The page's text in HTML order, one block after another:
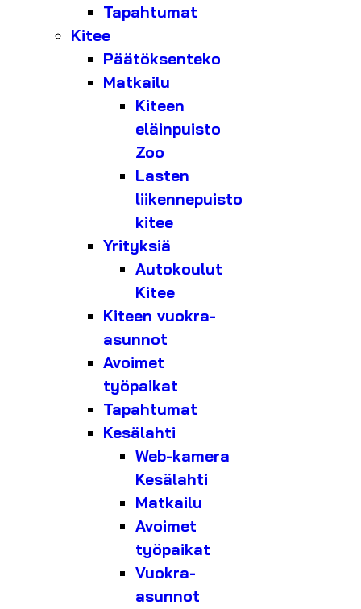
Tapahtumat
Kitee
Päätöksenteko
Matkailu
Kiteen
eläinpuisto
Zoo
Lasten
liikennepuisto
kitee
Yrityksiä
Autokoulut
Kitee
Kiteen vuokra-
asunnot
Avoimet
työpaikat
Tapahtumat
Kesälahti
Web-kamera
Kesälahti
Matkailu
Avoimet
työpaikat
Vuokra-
asunnot